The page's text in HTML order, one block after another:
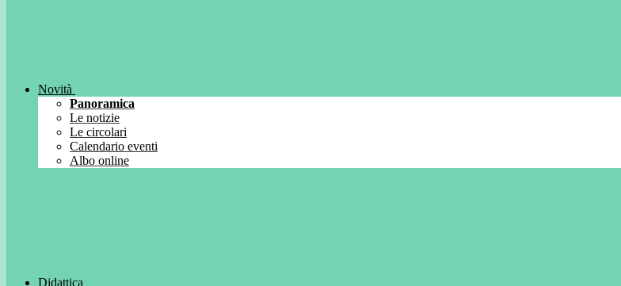
Novità
Panoramica
Le notizie
Le circolari
Calendario eventi
Albo online
Didattica